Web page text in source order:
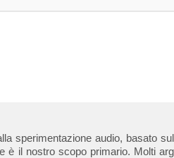
sperimentazione audio, basato
il nostro scopo primario. Molti